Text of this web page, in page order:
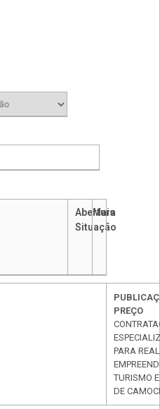
Abertura
Situação
Mais
PREÇO
PARA
TURISMO
DE